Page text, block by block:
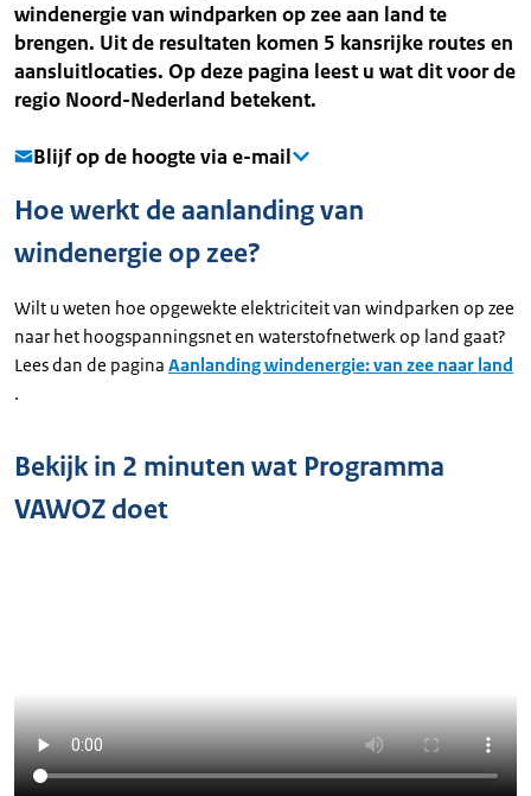
windenergie van windparken op zee aan land te
brengen. Uit de resultaten komen 5 kansrijke routes en
aansluitlocaties. Op deze pagina leest u wat dit voor de
regio Noord-Nederland betekent.
Blijf op de hoogte via e-mail
Hoe werkt de aanlanding van
windenergie op zee?
Wilt u weten hoe opgewekte elektriciteit van windparken op zee
naar het hoogspanningsnet en waterstofnetwerk op land gaat?
Lees dan de pagina Aanlanding windenergie: van zee naar land
.
Bekijk in 2 minuten wat Programma
VAWOZ doet